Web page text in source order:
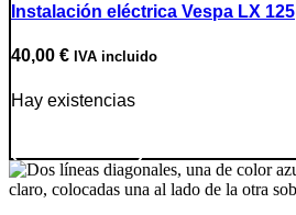
Instalación eléctrica Vespa LX 125
40,00 € IVA incluido
Hay existencias